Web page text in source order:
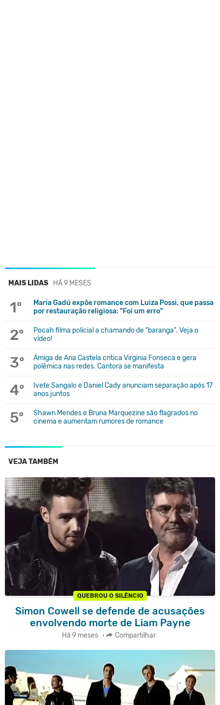
MAIS LIDAS HÁ 9 MESES
1º
Maria Gadú expõe romance com Luiza Possi, que passa
por restauração religiosa: "Foi um erro"
2º
Pocah filma policial a chamando de "baranga". Veja o
vídeo!
3º
Amiga de Ana Castela critica Virginia Fonseca e gera
polêmica nas redes. Cantora se manifesta
4º
Ivete Sangalo e Daniel Cady anunciam separação após 17
anos juntos
5º
Shawn Mendes e Bruna Marquezine são flagrados no
cinema e aumentam rumores de romance
VEJA TAMBÉM
QUEBROU O SILÊNCIO
Simon Cowell se defende de acusações
envolvendo morte de Liam Payne
Há 9 meses • Compartilhar